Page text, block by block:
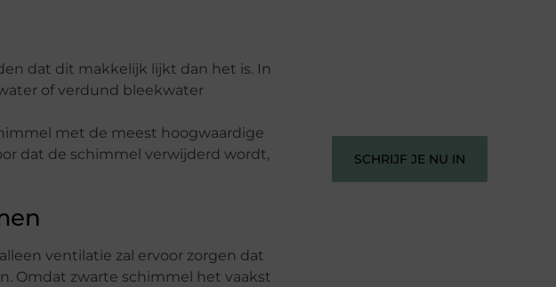
dat dit makkelijk lijkt dan het is. In
of verdund bleekwater
met de meest hoogwaardige
dat de schimmel verwijderd wordt,
ventilatie zal ervoor zorgen dat
Omdat zwarte schimmel het vaakst
SCHRIJF JE NU IN